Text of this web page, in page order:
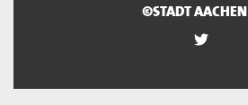
©STADT AACHEN